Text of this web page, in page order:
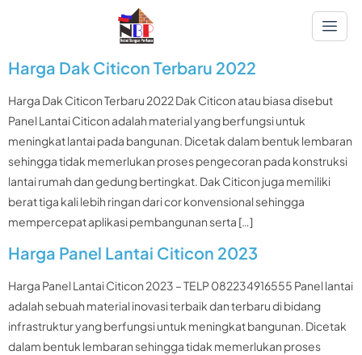
Harga Dak Citicon Terbaru 2022
Harga Dak Citicon Terbaru 2022 Dak Citicon atau biasa disebut
Panel Lantai Citicon adalah material yang berfungsi untuk
meningkat lantai pada bangunan. Dicetak dalam bentuk lembaran
sehingga tidak memerlukan proses pengecoran pada konstruksi
lantai rumah dan gedung bertingkat. Dak Citicon juga memiliki
berat tiga kali lebih ringan dari cor konvensional sehingga
mempercepat aplikasi pembangunan serta […]
Harga Panel Lantai Citicon 2023
Harga Panel Lantai Citicon 2023 – TELP 082234916555 Panel lantai
adalah sebuah material inovasi terbaik dan terbaru di bidang
infrastruktur yang berfungsi untuk meningkat bangunan. Dicetak
dalam bentuk lembaran sehingga tidak memerlukan proses